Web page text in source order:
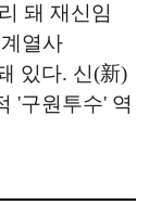
돼 재신임
열사
있다. 신(新)
'구원투수' 역